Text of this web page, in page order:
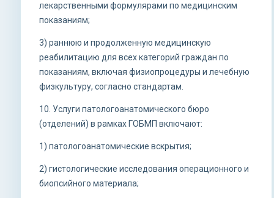
лекарственными формулярами по медицинским
показаниям;
3) раннюю и продолженную медицинскую
реабилитацию для всех категорий граждан по
показаниям, включая физиопроцедуры и лечебную
физкультуру, согласно стандартам.
10. Услуги патологоанатомического бюро
(отделений) в рамках ГОБМП включают:
1) патологоанатомические вскрытия;
2) гистологические исследования операционного и
биопсийного материала;